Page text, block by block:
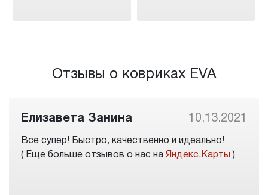
Отзывы о ковриках EVA
Елизавета Занина 10.13.2021
Все супер! Быстро, качественно и идеально!
( Еще больше отзывов о нас на Яндекс.Карты )